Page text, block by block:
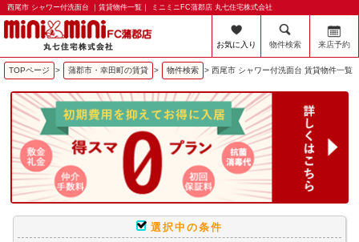
西尾市 シャワー付洗面台 ｜賃貸物件一覧｜ ミニミニFC蒲郡店 丸七住宅株式会社
お気に入り 物件検索 来店予約
TOPページ > 蒲郡市・幸田町の賃貸 > 物件検索 > 西尾市 シャワー付洗面台 賃貸物件一覧
選択中の条件